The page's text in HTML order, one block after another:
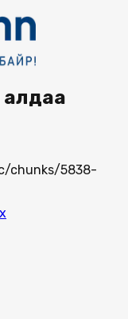
алдаа
chunks/5838-